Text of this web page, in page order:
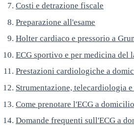
Costi e detrazione fiscale
Preparazione all'esame
Holter cardiaco e pressorio a
ECG sportivo e per medicina del
Prestazioni cardiologiche a
Strumentazione, telecardiologia
Come prenotare l'ECG a
Domande frequenti sull'ECG a